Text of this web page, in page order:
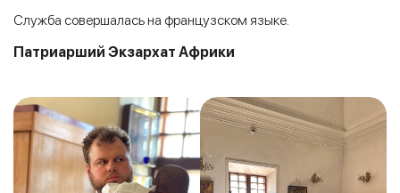
Служба совершалась на французском языке.
Патриарший Экзархат Африки